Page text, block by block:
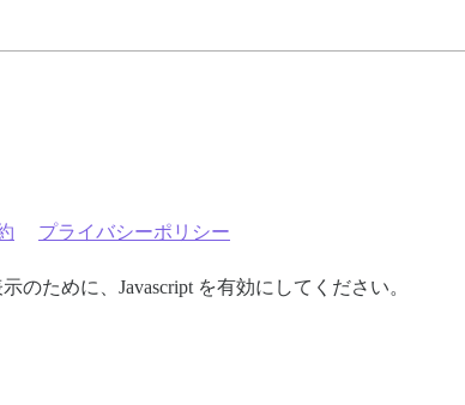
プライバシーポリシー
のために、Javascript を有効にしてください。